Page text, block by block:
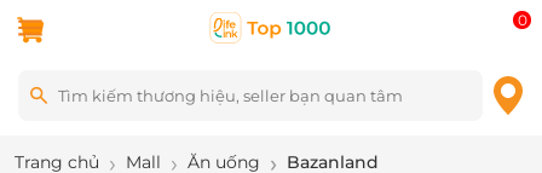
0
Trang chủ Mall Ăn uống Bazanland